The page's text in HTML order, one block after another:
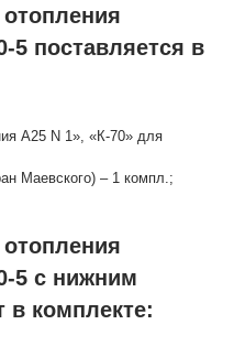
5 поставляется в
А25 N 1», «К-70» для
Маевского) – 1 компл.;
5 с нижним
в комплекте: